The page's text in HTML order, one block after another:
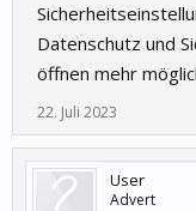
Datenschutz und
öffnen mehr
22. Juli 2023
User
Advert